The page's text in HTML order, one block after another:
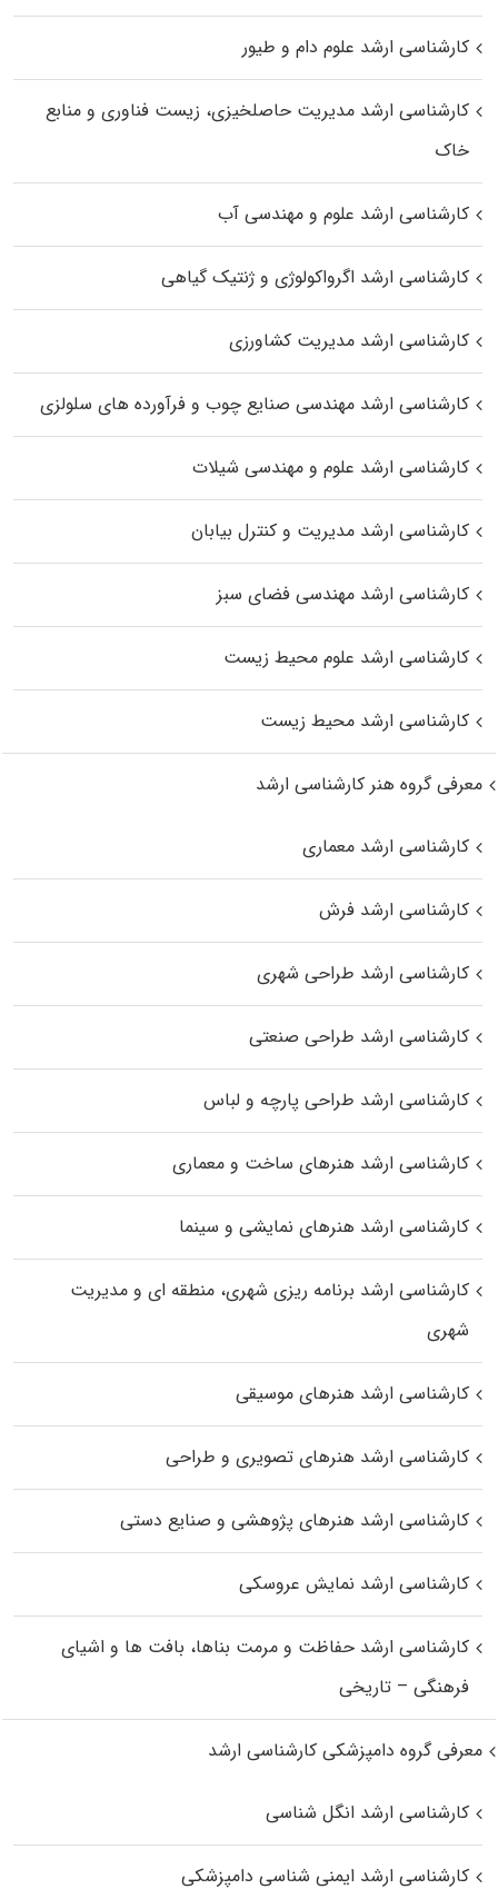
کارشناسی ارشد علوم دام و طیور
کارشناسی ارشد مدیریت حاصلخیزی، زیست فناوری و منابع
خاک
کارشناسی ارشد علوم و مهندسی آب
کارشناسی ارشد اگرواکولوژی و ژنتیک گیاهی
کارشناسی ارشد مدیریت کشاورزی
کارشناسی ارشد مهندسی صنایع چوب و فرآورده‌ های سلولزی
کارشناسی ارشد علوم و مهندسی شیلات
کارشناسی ارشد مدیریت و کنترل بیابان
کارشناسی ارشد مهندسی فضای سبز
کارشناسی ارشد علوم محیط‌ زیست
کارشناسی ارشد محیط زیست
معرفی گروه هنر کارشناسی ارشد
کارشناسی ارشد معماری
کارشناسی ارشد فرش
کارشناسی ارشد طراحی شهری
کارشناسی ارشد طراحی صنعتی
کارشناسی ارشد طراحی پارچه و لباس
کارشناسی ارشد هنرهای ساخت و معماری
کارشناسی ارشد هنرهای نمایشی و سینما
کارشناسی ارشد برنامه ریزی شهری، منطقه‌ ای و مدیریت
شهری
کارشناسی ارشد هنرهای موسیقی
کارشناسی ارشد هنرهای تصویری و طراحی
کارشناسی ارشد هنرهای پژوهشی و صنایع دستی
کارشناسی ارشد نمایش عروسکی
کارشناسی ارشد حفاظت و مرمت بناها، بافت‌ ها و اشیای
فرهنگی – تاریخی
معرفی گروه دامپزشکی کارشناسی ارشد
کارشناسی ارشد انگل شناسی
کارشناسی ارشد ایمنی‌ شناسی دامپزشکی